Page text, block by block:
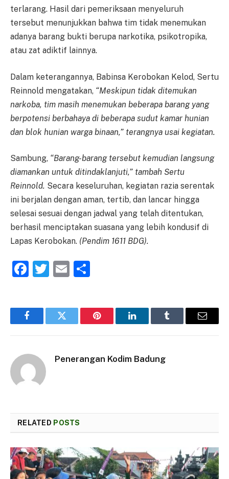
terlarang. Hasil dari pemeriksaan menyeluruh
tersebut menunjukkan bahwa tim tidak menemukan
adanya barang bukti berupa narkotika, psikotropika,
atau zat adiktif lainnya.
Dalam keterangannya, Babinsa Kerobokan Kelod, Sertu
Reinnold mengatakan, “Meskipun tidak ditemukan
narkoba, tim masih menemukan beberapa barang yang
berpotensi berbahaya di beberapa sudut kamar hunian
dan blok hunian warga binaan,” terangnya usai kegiatan.
Sambung, “Barang-barang tersebut kemudian langsung
diamankan untuk ditindaklanjuti,” tambah Sertu
Reinnold. Secara keseluruhan, kegiatan razia serentak
ini berjalan dengan aman, tertib, dan lancar hingga
selesai sesuai dengan jadwal yang telah ditentukan,
berhasil menciptakan suasana yang lebih kondusif di
Lapas Kerobokan. (Pendim 1611 BDG).
Facebook
Twitter
Email
FacebookTwitter Pinterest LinkedInTumblr Email
Penerangan Kodim Badung
RELATED POSTS